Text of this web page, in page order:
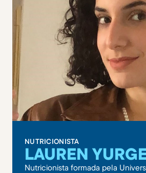
NUTRICIONISTA
LAUREN
Nutricionista formada pela